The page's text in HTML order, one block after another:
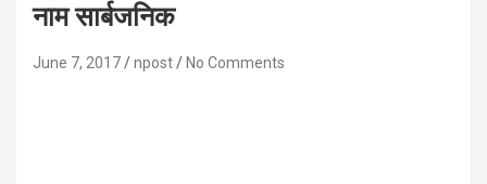
नाम सार्बजनिक
June 7, 2017 npost No Comments